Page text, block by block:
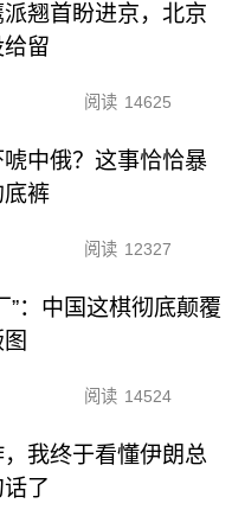
翘首盼进京，北京
留
阅读 14625
中俄？这事恰恰暴
底裤
阅读 12327
”：中国这棋彻底颠覆
阅读 14524
我终于看懂伊朗总
了